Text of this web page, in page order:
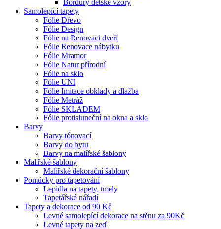
Bordury dětské vzory
Samolepící tapety
Fólie Dřevo
Fólie Design
Fólie na Renovaci dveří
Fólie Renovace nábytku
Fólie Mramor
Fólie Natur přírodní
Fólie na sklo
Fólie UNI
Fólie Imitace obklady a dlažba
Fólie Metráž
Fólie SKLADEM
Fólie protisluneční na okna a sklo
Barvy
Barvy tónovací
Barvy do bytu
Barvy na malířské šablony
Malířské šablony
Malířské dekorační šablony
Pomůcky pro tapetování
Lepidla na tapety, tmely
Tapetářské nářadí
Tapety a dekorace od 90 Kč
Levné samolepící dekorace na stěnu za 90Kč
Levné tapety na zeď